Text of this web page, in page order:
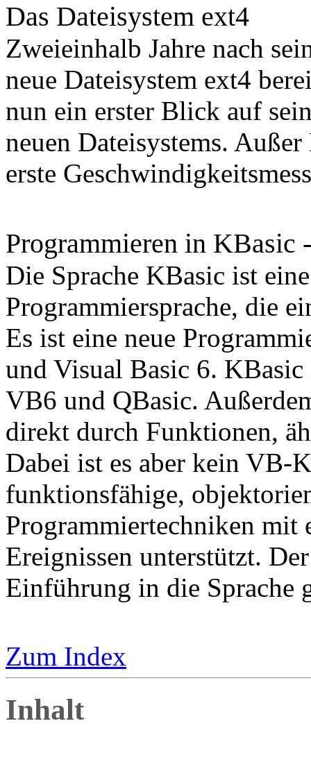
Das Dateisystem ext4
Zweieinhalb Jahre nach
neue Dateisystem ext4
nun ein erster Blick auf
neuen Dateisystems.
erste
Programmieren in KBasic
Die Sprache KBasic ist
Programmiersprache, die
Es ist eine neue
und Visual Basic 6.
VB6 und QBasic.
direkt durch Funktionen,
Dabei ist es aber kein VB-
funktionsfähige,
Programmiertechniken mit
Ereignissen unterstützt.
Einführung in die Sprache
Zum Index
Inhalt